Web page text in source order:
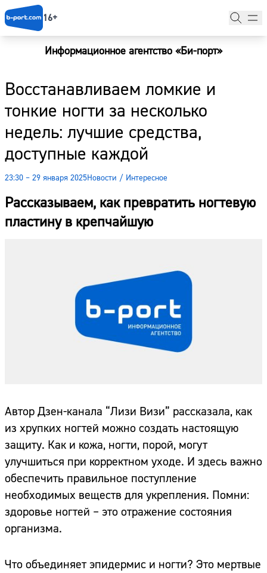
16+
Информационное агентство «Би-порт»
Восстанавливаем ломкие и
тонкие ногти за несколько
недель: лучшие средства,
доступные каждой
23:30 – 29 января 2025Новости / Интересное
Рассказываем, как превратить ногтевую
пластину в крепчайшую
Автор Дзен-канала “Лизи Визи” рассказала, как
из хрупких ногтей можно создать настоящую
защиту. Как и кожа, ногти, порой, могут
улучшиться при корректном уходе. И здесь важно
обеспечить правильное поступление
необходимых веществ для укрепления. Помни:
здоровье ногтей – это отражение состояния
организма.
Что объединяет эпидермис и ногти? Это мертвые
Новости
Наши гости
Фоторепортажи
Погода
Курсы валют